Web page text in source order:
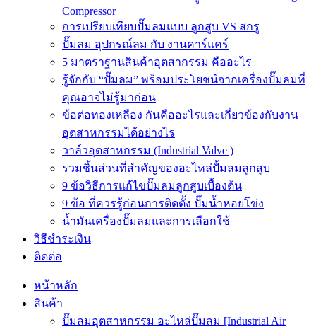
Compressor
การเปรียบเทียบปั๊มลมแบบ ลูกสูบ VS สกรู
ปั๊มลม อุปกรณ์ลม กับ งานคาร์แคร์
5 มาตราฐานสินค้าอุตสากรรม คืออะไร
รู้จักกับ “ปั๊มลม” พร้อมประโยชน์จากเครื่องปั๊มลมที่
คุณอาจไม่รู้มาก่อน
ข้อต่อทองเหลือง กันคืออะไรและเกี่ยวข้องกับงาน
อุตสาหกรรมได้อย่างไร
วาล์วอุตสาหกรรม (Industrial Valve )
รวมชิ้นส่วนที่สำคัญของอะไหล่ปั้มลมลูกสูบ
9 ข้อวิธีการแก้ไขปั๊มลมลูกสูบเบื้องต้น
9 ข้อ ที่ควรรู้ก่อนการติดตั้ง ปั๊มน้ำหอยโข่ง
น้ำมันเครื่องปั๊มลมและการเลือกใช้
วิธีชำระเงิน
ติดต่อ
หน้าหลัก
สินค้า
ปั๊มลมอุตสาหกรรม อะไหล่ปั๊มลม [Industrial Air